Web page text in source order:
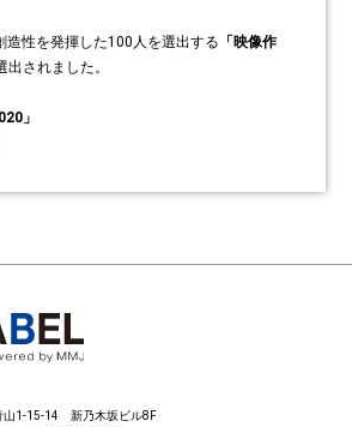
造性を発揮した100人を選出する 「映像作
出されました。
」
1-15-14 新乃木坂ビル8F